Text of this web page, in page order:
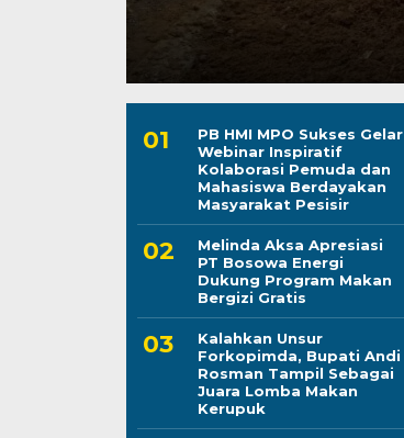
PB HMI MPO Sukses Gelar
Webinar Inspiratif
Kolaborasi Pemuda dan
Mahasiswa Berdayakan
Masyarakat Pesisir
Melinda Aksa Apresiasi
PT Bosowa Energi
Dukung Program Makan
Bergizi Gratis
Kalahkan Unsur
Forkopimda, Bupati Andi
Rosman Tampil Sebagai
Juara Lomba Makan
Kerupuk